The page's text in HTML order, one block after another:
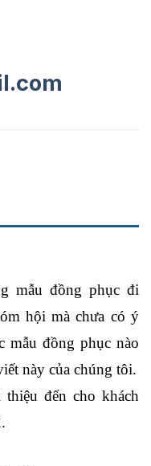
mẫu đồng phục đi
hội mà chưa có ý
mẫu đồng phục nào
này của chúng tôi.
đến cho khách